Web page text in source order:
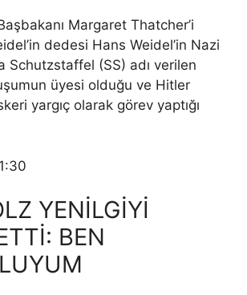
Margaret Thatcher’i
dedesi Hans Weidel’in Nazi
Schutzstaffel (SS) adı verilen
üyesi olduğu ve Hitler
yargıç olarak görev yaptığı
YENİLGİYİ
BEN